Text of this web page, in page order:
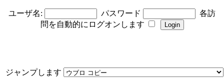
ユーザ名: パスワード
各訪
問を自動的にログオンします
ジャンプします